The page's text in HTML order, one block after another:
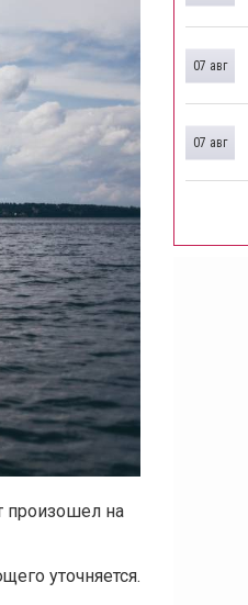
произошел на
уточняется.
07 авг
07 авг